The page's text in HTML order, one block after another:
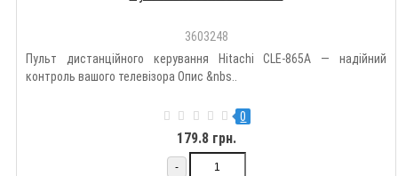
3603248
Пульт дистанційного керування Hitachi CLE-865A — надійний
контроль вашого телевізора Опис &nbs..
0
179.8 грн.
-